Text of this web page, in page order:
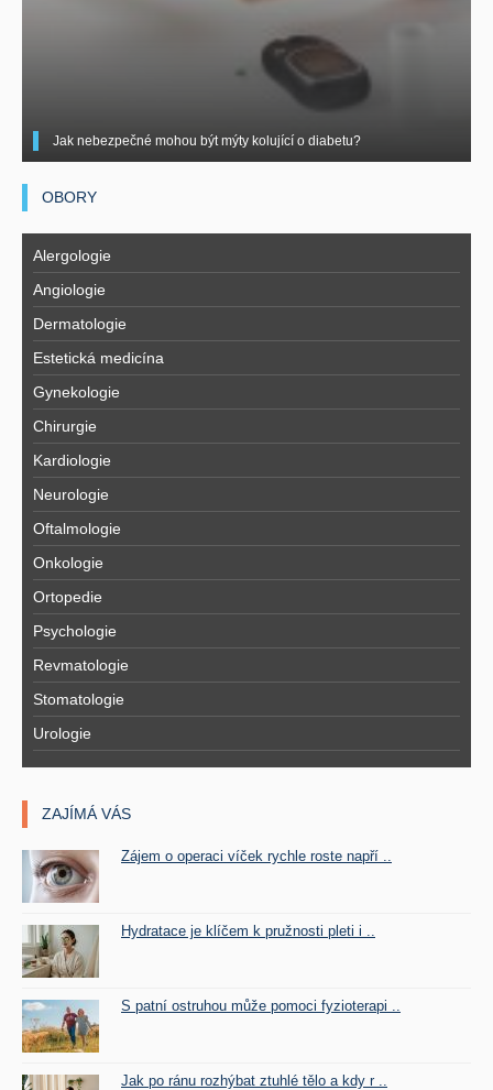
Jak nebezpečné mohou být mýty kolující o diabetu?
OBORY
Alergologie
Angiologie
Dermatologie
Estetická medicína
Gynekologie
Chirurgie
Kardiologie
Neurologie
Oftalmologie
Onkologie
Ortopedie
Psychologie
Revmatologie
Stomatologie
Urologie
ZAJÍMÁ VÁS
Zájem o operaci víček rychle roste napří ..
Hydratace je klíčem k pružnosti pleti i ..
S patní ostruhou může pomoci fyzioterapi ..
Jak po ránu rozhýbat ztuhlé tělo a kdy r ..